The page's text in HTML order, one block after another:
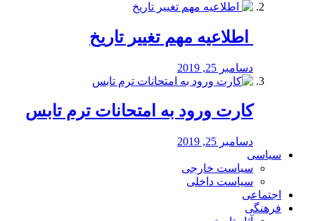
️ اطلاعیه مهم تغییر تاریخ
دسامبر 25, 2019
کارت ورود به امتحانات ترم تابس
دسامبر 25, 2019
سیاسی
سیاست خارجی
سیاست داخلی
اجتماعی
فرهنگی